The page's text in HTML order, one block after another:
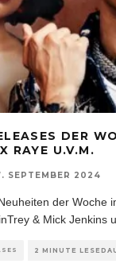
DER
RAYE U.V.M.
SEPTEMBER 2024
der Woche
& Mick Jenkins
2 MINUTE